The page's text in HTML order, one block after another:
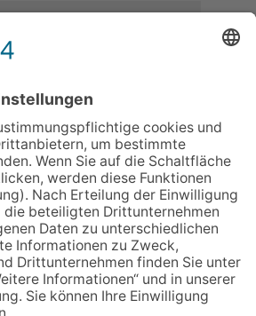
Baustellenführung führt auch in
die Zukunft der Stadt
Königstein
Klinikforum zum Thema
Karpaltunnelsyndrom
Gewinnspiel zum Start ins
Schuljahr
„Rock auf der Burg“ lässt
Königstein beben